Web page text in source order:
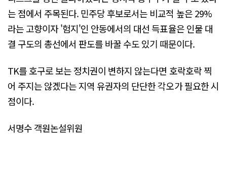
는 점에서 주목된다. 민주당 후보로서는 비교적 높은 29%
라는 고향이자 '험지'인 안동에서의 대선 득표율은 인물 대
결 구도의 총선에서 판도를 바꿀 수도 있기 때문이다.
TK를 호구로 보는 정치권이 변하지 않는다면 호락호락 찍
어 주지는 않겠다는 지역 유권자의 단단한 각오가 필요한 시
점이다.
서명수 객원논설위원